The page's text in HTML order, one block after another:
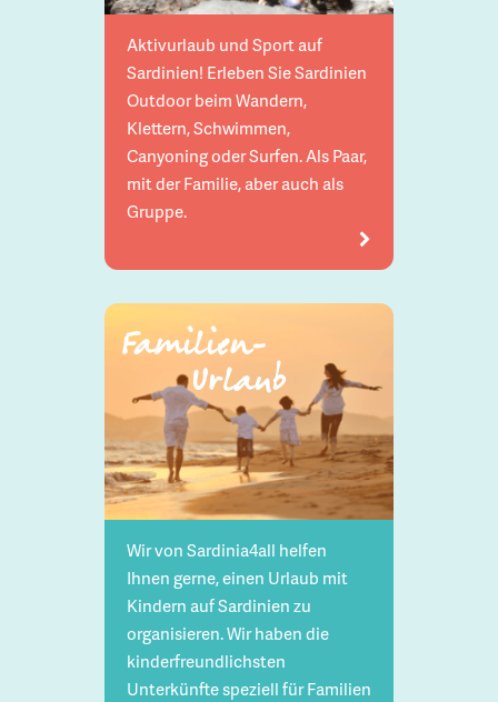
Aktivurlaub und Sport auf
Sardinien! Erleben Sie Sardinien
Outdoor beim Wandern,
Klettern, Schwimmen,
Canyoning oder Surfen. Als Paar,
mit der Familie, aber auch als
Gruppe.
Familien-
Urlaub
Wir von Sardinia4all helfen
Ihnen gerne, einen Urlaub mit
Kindern auf Sardinien zu
organisieren. Wir haben die
kinderfreundlichsten
Unterkünfte speziell für Familien